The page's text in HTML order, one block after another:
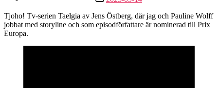
Tjoho! Tv-serien Taelgia av Jens Östberg, där jag och Pauline Wolff
jobbat med storyline och som episodförfattare är nominerad till Prix
Europa.